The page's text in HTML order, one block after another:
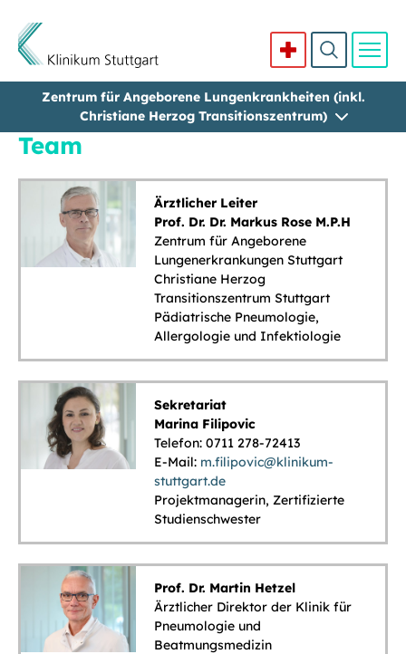
Direkt zum Inhalt
Zentrum für Angeborene Lungenkrankheiten (inkl.
Christiane Herzog Transitionszentrum)
Team
Ärztlicher Leiter
Prof. Dr. Dr. Markus Rose M.P.H
Zentrum für Angeborene
Lungenerkrankungen Stuttgart
Christiane Herzog
Transitionszentrum Stuttgart
Pädiatrische Pneumologie,
Allergologie und Infektiologie
Sekretariat
Marina Filipovic
Telefon: 0711 278-72413
E-Mail: m.filipovic@klinikum-
stuttgart.de
Projektmanagerin, Zertifizierte
Studienschwester
Prof. Dr. Martin Hetzel
Ärztlicher Direktor der Klinik für
Pneumologie und
Beatmungsmedizin